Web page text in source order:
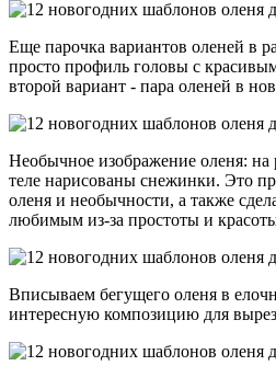
Еще парочка вариантов оленей в
просто профиль головы с
второй вариант - пара оленей в
Необычное изображение оленя: на
теле нарисованы снежинки. Это
оленя и необычности, а также
любимым из-за простоты и
Вписываем бегущего оленя в
интересную композицию для